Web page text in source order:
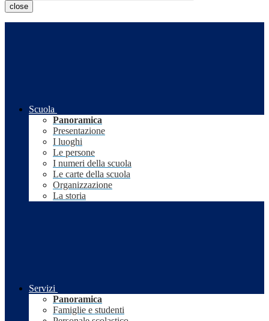
close
Scuola
Panoramica
Presentazione
I luoghi
Le persone
I numeri della scuola
Le carte della scuola
Organizzazione
La storia
Servizi
Panoramica
Famiglie e studenti